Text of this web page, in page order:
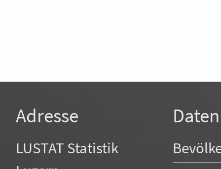
Adresse
LUSTAT Statistik
Daten